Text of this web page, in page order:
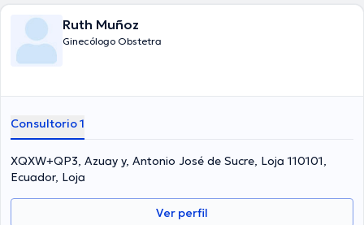
Ruth Muñoz
Ginecólogo Obstetra
Consultorio 1
XQXW+QP3, Azuay y, Antonio José de Sucre, Loja 110101,
Ecuador, Loja
Ver perfil